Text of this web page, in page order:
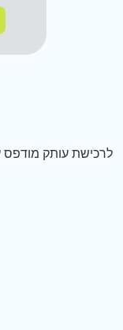
לרכישת עותק מודפס